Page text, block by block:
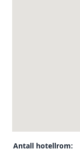
Antall hotellrom: